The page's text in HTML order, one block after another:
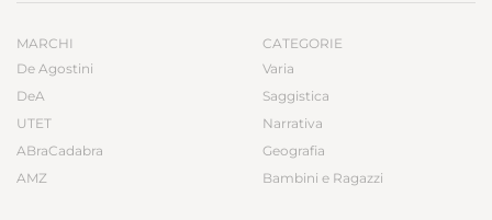
MARCHI
De Agostini
DeA
UTET
ABraCadabra
AMZ
CATEGORIE
Varia
Saggistica
Narrativa
Geografia
Bambini e Ragazzi